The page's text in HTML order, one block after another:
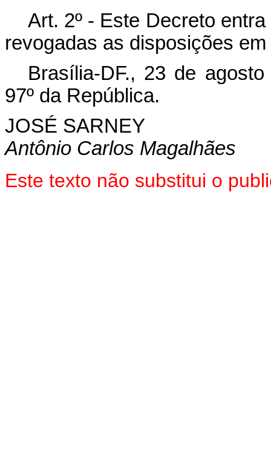
Art. 2º - Este Decreto
revogadas as disposições
Brasília-DF., 23 de
97º da República.
JOSÉ SARNEY
Antônio Carlos Magalhães
Este texto não substitui o